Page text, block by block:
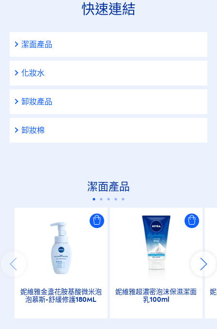
快速連結
潔面產品
化妝水
卸妝產品
卸妝棉
潔面產品
妮維雅金盞花胺基酸微米泡
泡慕斯-舒緩修護180ML
妮維雅超濃密泡沫保濕潔面
乳100ml